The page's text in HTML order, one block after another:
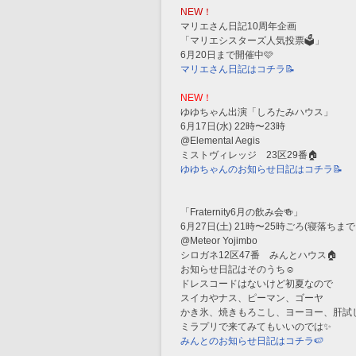
NEW！
マリエさん日記10周年企画
「マリエシスターズ人気投票🗳️」
6月20日まで開催中🩷
マリエさん日記はコチラ📝
NEW！
ゆゆちゃん出演「しろたみハウス」
6月17日(水) 22時〜23時
@Elemental Aegis
ミストヴィレッジ　23区29番🏠
ゆゆちゃんのお知らせ日記はコチラ📝
「Fraternity6月の飲み会🍻」
6月27日(土) 21時〜25時ごろ(寝落ちまで
@Meteor Yojimbo
シロガネ12区47番　みんとハウス🏠
お知らせ日記はそのうち☺️
ドレスコードはないけど初夏なので
スイカやナス、ピーマン、ゴーヤ
かき氷、焼きもろこし、ヨーヨー、肝試
ミラプリで来てみてもいいのでは✨
みんとのお知らせ日記はコチラ🍉